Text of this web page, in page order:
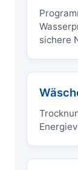
sichere